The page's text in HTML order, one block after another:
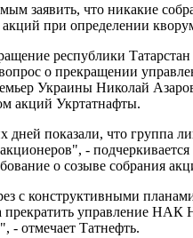
заявить, что никакие
при определении
республики
о прекращении
Украины Николай
акций Укртатнафты.
дней показали, что группа
-
о созыве собрания
с конструктивными
прекратить управление НАК
- отмечает Татнефть.